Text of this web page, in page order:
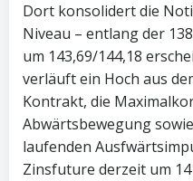
Dort konsolidert die
Niveau – entlang der
um 143,69/144,18
verläuft ein Hoch aus
Kontrakt, die
Abwärtsbewegung
laufenden
Zinsfuture derzeit um